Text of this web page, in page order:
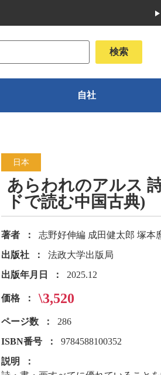
自社
日本
あらわれのアルス
ドで読む中国古典)
著者
志野好伸編 成田健太郎 塚本
出版社
法政大学出版局
出版年月日
2025.12
価格 \3,520
ページ数
286
ISBN番号
9784588100352
説明